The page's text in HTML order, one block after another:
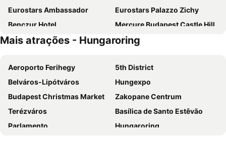
Eurostars Ambassador
Eurostars Palazzo Zichy
Benczur Hotel
Mercure Budapest Castle Hill
NH Collection Budapest City Center
InterContinental Budapest by IHG
a&o Hostel Budapest City
Medos Hotel
IntercityHotel Budapest
Barcelo Budapest
Aurea Ana Palace Hotel
ibis Budapest Castle Hill
Opera Garden Hotel & Apartments
Rumor Apartments
Carlton Hotel Buda Castle
ibis Budapest Citysouth
Mais atrações - Hungaroring
Aeroporto Ferihegy
5th District
Belváros-Lipótváros
Hungexpo
Budapest Christmas Market
Zakopane Centrum
Terézváros
Basílica de Santo Estêvão
Parlamento
Hungaroring